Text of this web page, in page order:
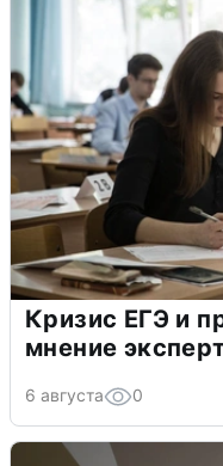
Кризис ЕГЭ и
мнение
6 августа 0